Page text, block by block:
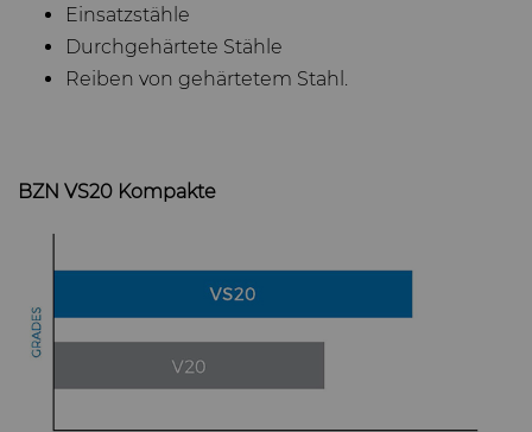
Einsatzstähle
Durchgehärtete Stähle
Reiben von gehärtetem Stahl.
BZN VS20 Kompakte